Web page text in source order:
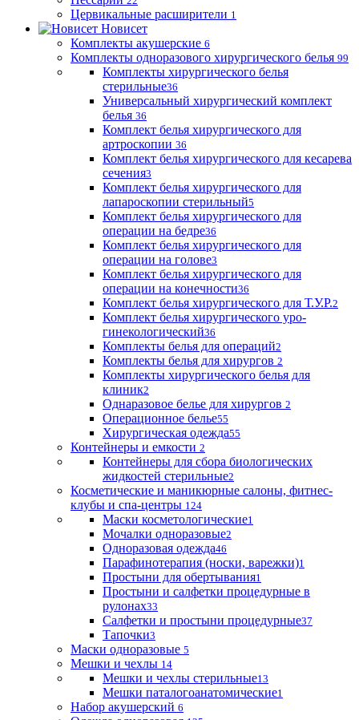
Цервикальные расширители 1
Новисет
Комплекты акушерские 6
Комплекты одноразового хирургического белья 99
Комплекты хирургического белья
стерильные36
Универсальный хирургический комплект
белья 36
Комплект белья хирургического для
артроскопии 36
Комплект белья хирургического для кесарева
сечения3
Комплект белья хирургического для
лапароскопии стерильный5
Комплект белья хирургического для
операции на бедре36
Комплект белья хирургического для
операции на голове3
Комплект белья хирургического для
операции на конечности36
Комплект белья хирургического для Т.У.Р.2
Комплект белья хирургического уро-
гинекологический36
Комплекты белья для операций2
Комплекты белья для хирургов 2
Комплекты хирургического белья для
клиник2
Однаразовое белье для хирургов 2
Операционное белье55
Хирургическая одежда55
Контейнеры и емкости 2
Контейнеры для сбора биологических
жидкостей стерильные2
Косметические и маникюрные салоны, фитнес-
клубы и спа-центры 124
Маски косметологические1
Мочалки одноразовые2
Одноразовая одежда46
Парафинотерапия (носки, варежки)1
Простыни для обертывания1
Простыни и салфетки процедурные в
рулонах33
Салфетки и простыни процедурные37
Тапочки3
Маски одноразовые 5
Мешки и чехлы 14
Мешки и чехлы стерильные13
Мешки паталогоанатомические1
Набор акушерский 6